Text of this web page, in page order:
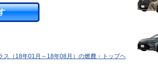
ス（18年01月～18年08月）の燃費・トップヘ